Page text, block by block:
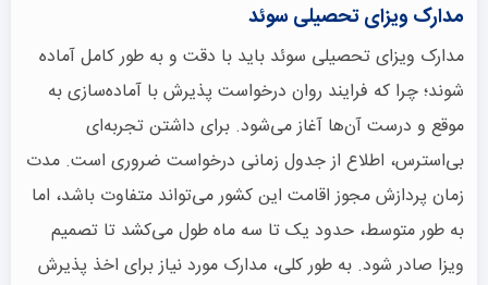
مدارک ویزای تحصیلی سوئد
مدارک ویزای تحصیلی سوئد باید با دقت و به طور کامل آماده
شوند؛ چرا که فرایند روان درخواست پذیرش با آماده‌سازی به
موقع و درست آن‌ها آغاز می‌شود. برای داشتن تجربه‌ای
بی‌استرس، اطلاع از جدول زمانی درخواست ضروری است. مدت
زمان پردازش مجوز اقامت این کشور می‌تواند متفاوت باشد، اما
به طور متوسط، حدود یک تا سه ماه طول می‌کشد تا تصمیم
ویزا صادر شود. به طور کلی، مدارک مورد نیاز برای اخذ پذیرش